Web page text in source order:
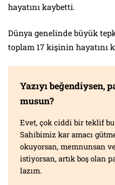
hayatını kaybetti.
Dünya genelinde büyük
toplam 17 kişinin hayatını
Yazıyı beğendiysen,
musun?
Evet, çok ciddi bir teklif
Sahibimiz kar amacı
okuyorsan, memnunsan
istiyorsan, artık boş olan
lazım.